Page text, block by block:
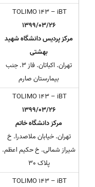
TOLIMO 143 – iBT
1399/03/26
مرکز پردیس دانشگاه شهید
بهشتی
تهران. اکباتان. فاز 3. جنب
بیمارستان صارم
TOLIMO 143 – iBT
1399/03/26
مرکز دانشگاه خاتم
تهران. خیابان ملاصدرا. خ
شیراز شمالی. خ حکیم اعظم.
پلاک 30
TOLIMO 143 – iBT